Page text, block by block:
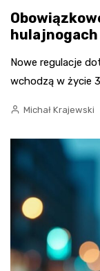
hulajnogach
Nowe regulacje
wchodzą w życie
Michał Krajewski